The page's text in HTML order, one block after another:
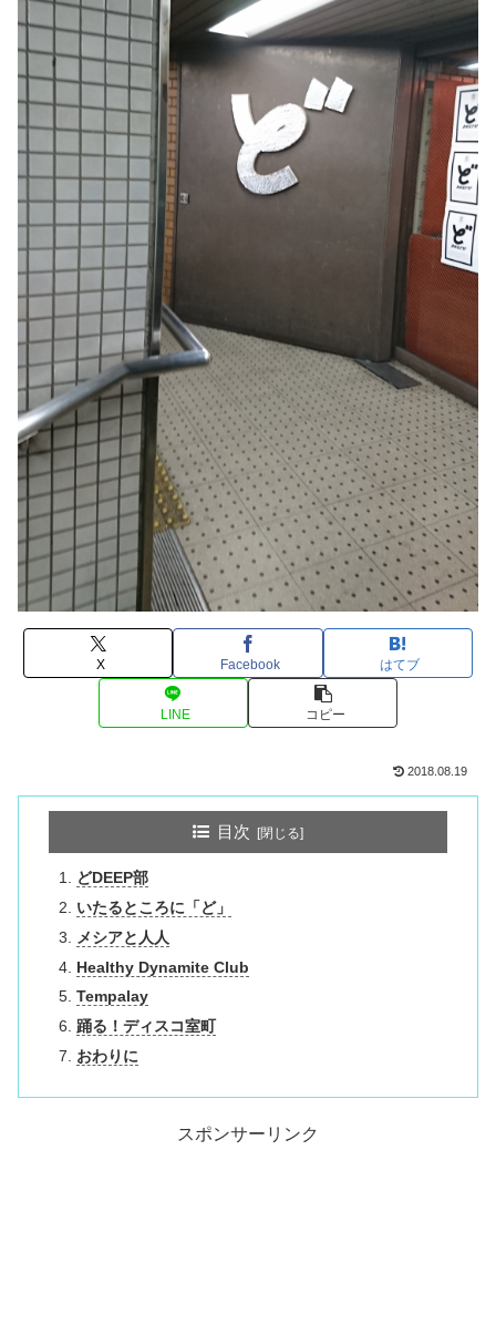
X Facebook はてブ
LINE コピー
2018.08.19
目次
どDEEP部
いたるところに「ど」
メシアと人人
Healthy Dynamite Club
Tempalay
踊る！ディスコ室町
おわりに
スポンサーリンク